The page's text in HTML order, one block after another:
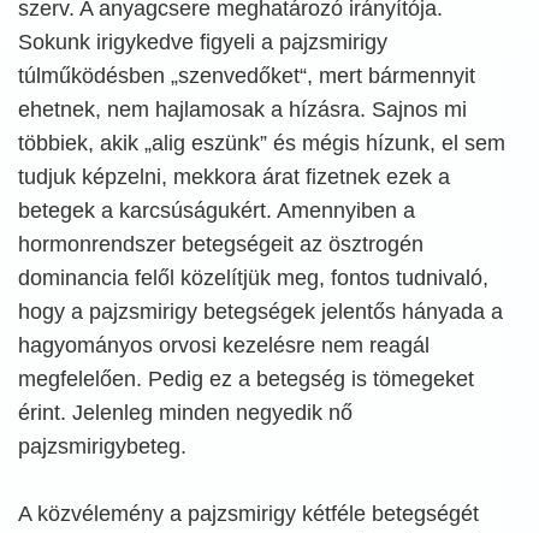
szerv. A anyagcsere meghatározó irányítója.
Sokunk irigykedve figyeli a pajzsmirigy
túlműködésben „szenvedőket“, mert bármennyit
ehetnek, nem hajlamosak a hízásra. Sajnos mi
többiek, akik „alig eszünk” és mégis hízunk, el sem
tudjuk képzelni, mekkora árat fizetnek ezek a
betegek a karcsúságukért. Amennyiben a
hormonrendszer betegségeit az ösztrogén
dominancia felől közelítjük meg, fontos tudnivaló,
hogy a pajzsmirigy betegségek jelentős hányada a
hagyományos orvosi kezelésre nem reagál
megfelelően. Pedig ez a betegség is tömegeket
érint. Jelenleg minden negyedik nő
pajzsmirigybeteg.
A közvélemény a pajzsmirigy kétféle betegségét